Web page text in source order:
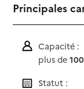
Principales
Capacité :
plus de
Statut :